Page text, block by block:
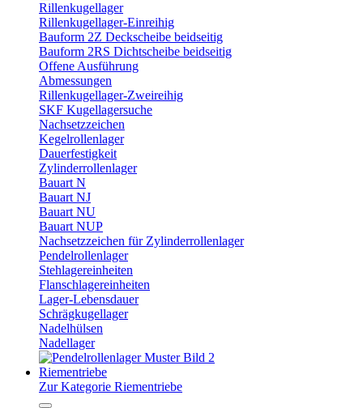
Rillenkugellager
Rillenkugellager-Einreihig
Bauform 2Z Deckscheibe beidseitig
Bauform 2RS Dichtscheibe beidseitig
Offene Ausführung
Abmessungen
Rillenkugellager-Zweireihig
SKF Kugellagersuche
Nachsetzzeichen
Kegelrollenlager
Dauerfestigkeit
Zylinderrollenlager
Bauart N
Bauart NJ
Bauart NU
Bauart NUP
Nachsetzzeichen für Zylinderrollenlager
Pendelrollenlager
Stehlagereinheiten
Flanschlagereinheiten
Lager-Lebensdauer
Schrägkugellager
Nadelhülsen
Nadellager
Riementriebe
Zur Kategorie Riementriebe